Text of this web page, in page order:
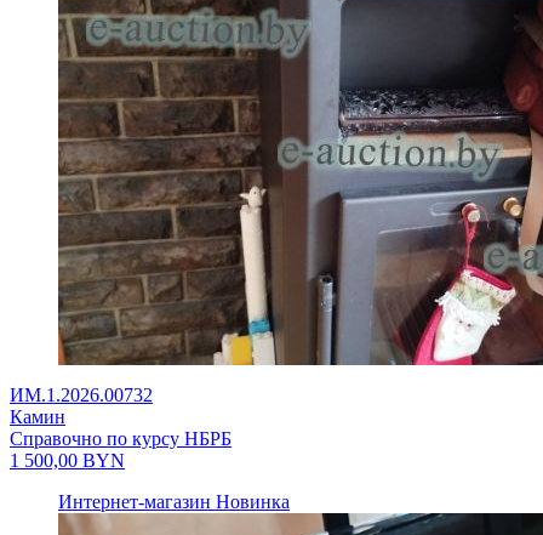
ИМ.1.2026.00732
Камин
Справочно по курсу НБРБ
1 500,00 BYN
Интернет-магазин Новинка